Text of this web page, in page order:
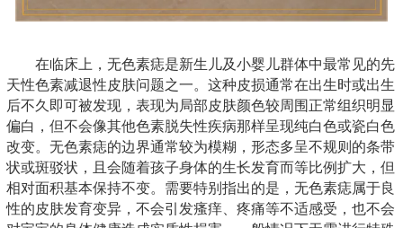
在临床上，无色素痣是新生儿及小婴儿群体中最常见的先
天性色素减退性皮肤问题之一。这种皮损通常在出生时或出生
后不久即可被发现，表现为局部皮肤颜色较周围正常组织明显
偏白，但不会像其他色素脱失性疾病那样呈现纯白色或瓷白色
改变。无色素痣的边界通常较为模糊，形态多呈不规则的条带
状或斑驳状，且会随着孩子身体的生长发育而等比例扩大，但
相对面积基本保持不变。需要特别指出的是，无色素痣属于良
性的皮肤发育变异，不会引发瘙痒、疼痛等不适感受，也不会